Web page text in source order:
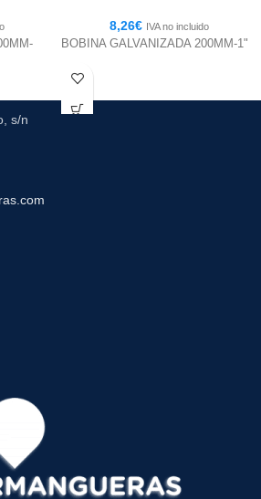
8,26€ IVA no incluido
BOBINA GALVANIZADA 200MM-1"
s/n